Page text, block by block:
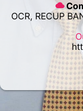
OCR, RECUP